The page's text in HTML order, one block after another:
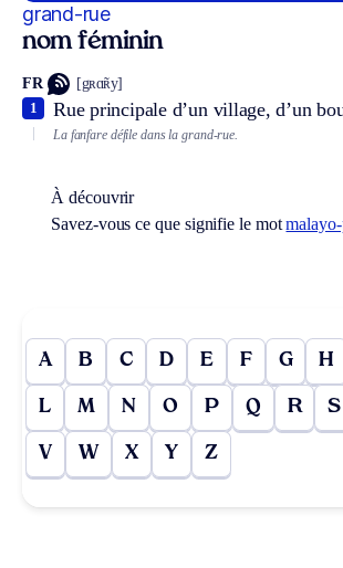
grand-rue
nom féminin
FR [gʀɑ̃ʀy]
Rue principale d’un village, d’un
1
La fanfare défile dans la grand-rue.
À découvrir
Savez-vous ce que signifie le mot
A B C D E F G H
L M N O P Q R S
V W X Y Z